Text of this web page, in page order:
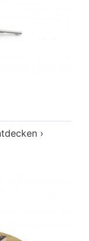
›